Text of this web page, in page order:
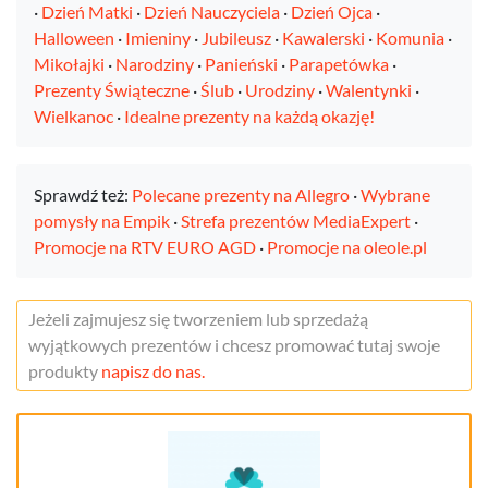
Jeżeli zajmujesz się tworzeniem lub sprzedażą
wyjątkowych prezentów i chcesz promować tutaj swoje
produkty napisz do nas.
· Dzień Matki · Dzień Nauczyciela · Dzień Ojca ·
Halloween · Imieniny · Jubileusz · Kawalerski · Komunia ·
Mikołajki · Narodziny · Panieński · Parapetówka ·
Prezenty Świąteczne ·Ślub · Urodziny ·Walentynki ·
Wielkanoc · Idealne prezenty na każdą okazję!
Sprawdź też: Polecane prezenty na Allegro ·Wybrane
pomysły na Empik ·Strefa prezentów MediaExpert ·
Promocje na RTV EURO AGD · Promocje na oleole.pl